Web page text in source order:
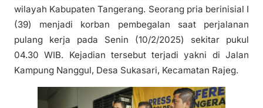
wilayah Kabupaten Tangerang. Seorang pria berinisial I
(39) menjadi korban pembegalan saat perjalanan
pulang kerja pada Senin (10/2/2025) sekitar pukul
04.30 WIB. Kejadian tersebut terjadi yakni di Jalan
Kampung Nanggul, Desa Sukasari, Kecamatan Rajeg.